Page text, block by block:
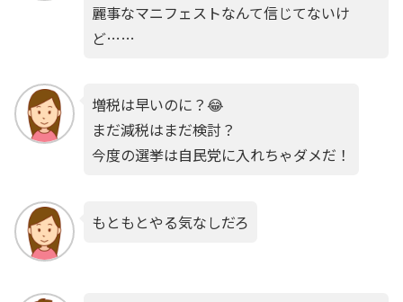
麗事なマニフェストなんて信じてないけ
ど……
増税は早いのに？😂
まだ減税はまだ検討？
今度の選挙は自民党に入れちゃダメだ！
もともとやる気なしだろ